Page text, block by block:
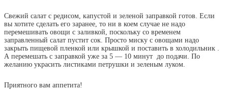
Свежий салат с редисом, капустой и зеленой заправкой готов. Если
вы хотите сделать его заранее, то ни в коем случае не надо
перемешивать овощи с заливкой, поскольку со временем
заправленный салат пустит сок. Просто миску с овощами надо
закрыть пищевой пленкой или крышкой и поставить в холодильник .
А перемешать с заправкой уже за 5 — 10 минут до подачи. По
желанию украсить листиками петрушки и зеленым луком.
Приятного вам аппетита!